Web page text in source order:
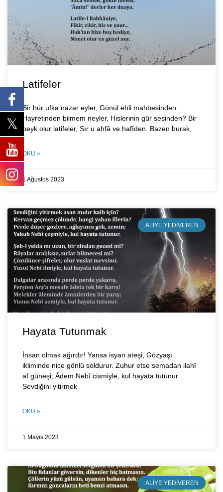
Latifeler
Bir hür ufka nazar eyler, Gönül ehli mahbesinden.
Hayretinden bilmem neyler, Hislerinin gür sesinden? Bir
peyk olur latifeler, Sır u ahfâ ve hafîden. Bazen burak,
OKU »
1 Ağustos 2023
ALIYE YEDIVEREN
Hayata Tutunmak
İnsan olmak ağırdır! Yansa isyan ateşi, Gözyaşı
ikliminde nice gönlü soldurur. Zuhur etse semadan ilahî
af güneşi; Âdem Nebî cismiyle, kul hayata tutunur.
Sevdiğini yitirmek
OKU »
1 Mayıs 2023
ALIYE YEDIVEREN